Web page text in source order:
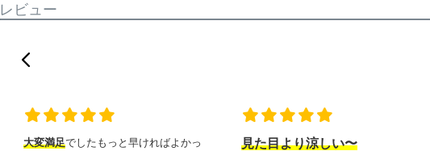
レビュー
大変満足でしたもっと早ければよかっ
見た目より涼しい〜